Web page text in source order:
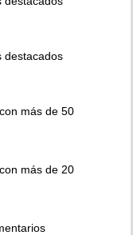
destacados
más de 50
más de 20